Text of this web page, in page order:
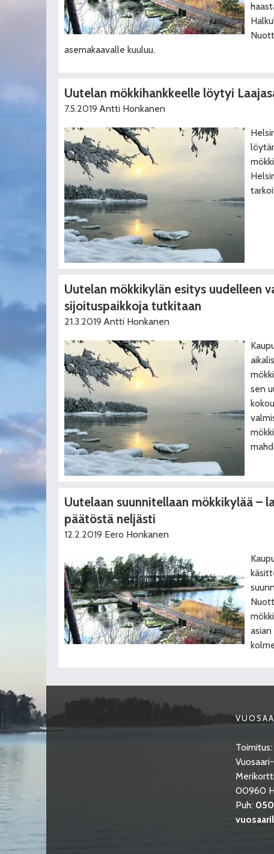
asemakaavalle kuuluu.
Uutelan mökkihankkeelle löytyi
7.5.2019 Antti Honkanen
Uutelan mökkikylän esitys uudelleen
sijoituspaikkoja tutkitaan
21.3.2019 Antti Honkanen
sen
Uutelaan suunnitellaan mökkikylää –
päätöstä neljästi
12.2.2019 Eero Honkanen
Toimitus:
00960
Puh: